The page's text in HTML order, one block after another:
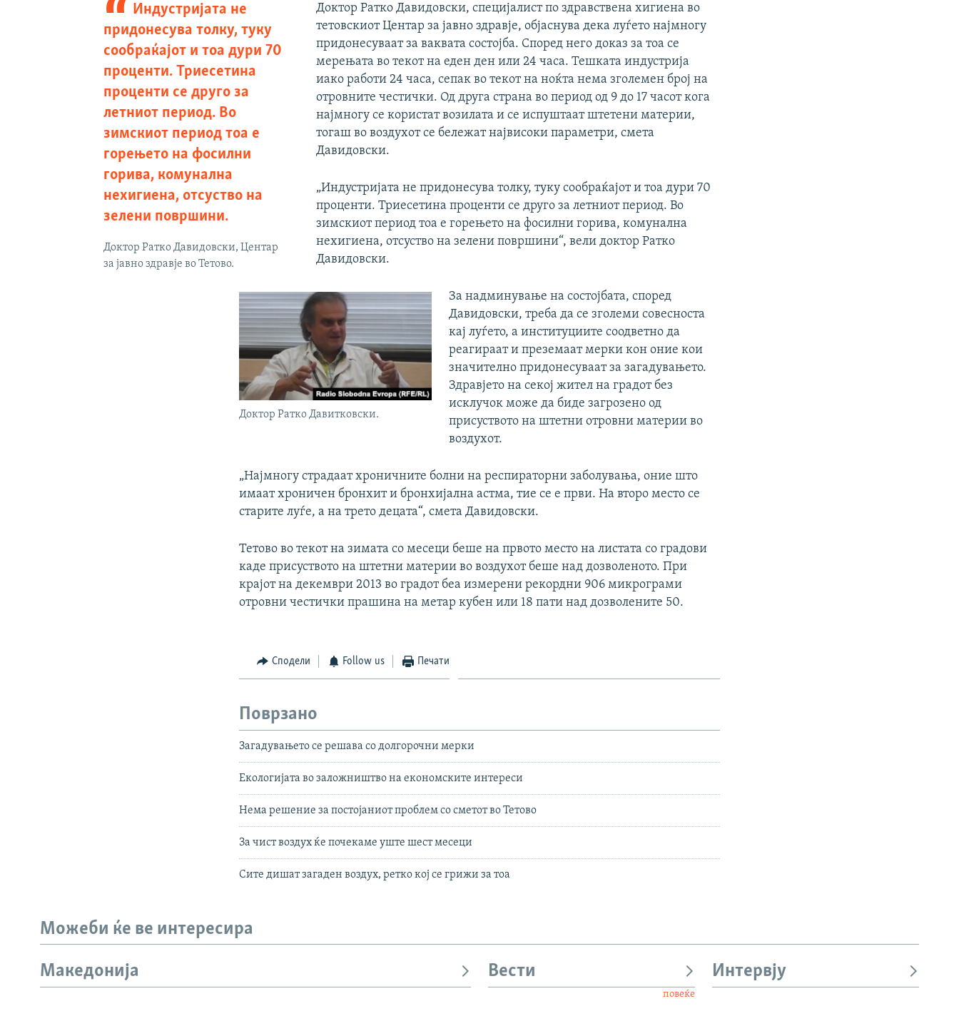
Индустријата не
придонесува толку, туку
сообраќајот и тоа дури 70
проценти. Триесетина
проценти се друго за
летниот период. Во
зимскиот период тоа е
горењето на фосилни
горива, комунална
нехигиена, отсуство на
зелени површини.
Доктор Ратко Давидовски, Центар
за јавно здравје во Тетово.
Доктор Ратко Давидовски, специјалист по здравствена хигиена во
тетовскиот Центар за јавно здравје, објаснува дека луѓето најмногу
придонесуваат за ваквата состојба. Според него доказ за тоа се
мерењата во текот на еден ден или 24 часа. Тешката индустрија
иако работи 24 часа, сепак во текот на ноќта нема зголемен број на
отровните честички. Од друга страна во период од 9 до 17 часот кога
најмногу се користат возилата и се испуштаат штетени материи,
тогаш во воздухот се бележат највисоки параметри, смета
Давидовски.
Доктор Ратко Давитковски.
„Индустријата не придонесува толку, туку сообраќајот и тоа дури 70
проценти. Триесетина проценти се друго за летниот период. Во
зимскиот период тоа е горењето на фосилни горива, комунална
нехигиена, отсуство на зелени површини“, вели доктор Ратко
Давидовски.
За надминување на состојбата, според
Давидовски, треба да се зголеми совесноста
кај луѓето, а институциите соодветно да
реагираат и преземаат мерки кон оние кои
значително придонесуваат за загадувањето.
Здравјето на секој жител на градот без
исклучок може да биде загрозено од
присуството на штетни отровни материи во
воздухот.
„Најмногу страдаат хроничните болни на респираторни заболувања, оние што
имаат хроничен бронхит и бронхијална астма, тие се е први. На второ место се
старите луѓе, а на трето децата“, смета Давидовски.
Тетово во текот на зимата со месеци беше на првото место на листата со градови
каде присуството на штетни материи во воздухот беше над дозволеното. При
крајот на декември 2013 во градот беа измерени рекордни 906 микрограми
отровни честички прашина на метар кубен или 18 пати над дозволените 50.
Сподели Follow us Печати
Поврзано
Загадувањето се решава со долгорочни мерки
Екологијата во заложништво на економските интереси
Нема решение за постојаниот проблем со сметот во Тетово
За чист воздух ќе почекаме уште шест месеци
Сите дишат загаден воздух, ретко кој се грижи за тоа
Можеби ќе ве интересира
Македонија Вести
повеќе
Интервју